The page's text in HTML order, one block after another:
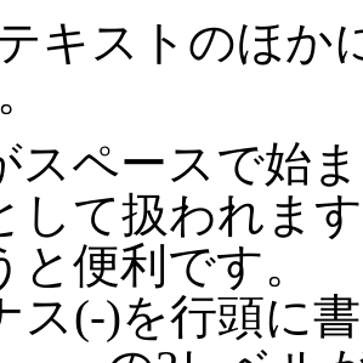
キストのほか
スペースで始
して扱われま
と便利です。
ス(-)を行頭に